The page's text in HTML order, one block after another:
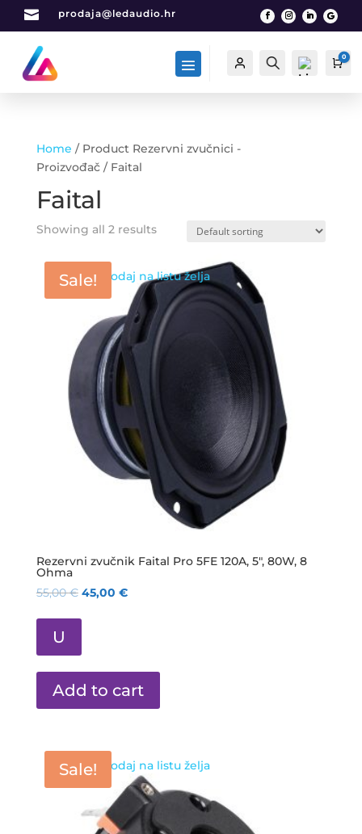
 prodaja@ledaudio.hr
Račun Traži 0
Home / Product Rezervni zvučnici -
Proizvođač / Faital
Faital
Showing all 2 results
Sale!
Rezervni zvučnik Faital Pro 5FE 120A, 5″, 80W, 8
Ohma
55,00€ 45,00 €
U
Dodaj na listu želja
Add to cart
Sale! Dodaj na listu želja